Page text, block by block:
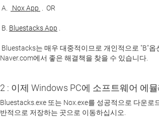
A. Nox App
B. Bluestacks App
Naver.com에서 좋은 해결책을 찾을 수 있습니다.
2 : 이제 Windows PC에 소프트웨어 에
Bluestacks.exe 또는 Nox.exe를 성공적으로 다운